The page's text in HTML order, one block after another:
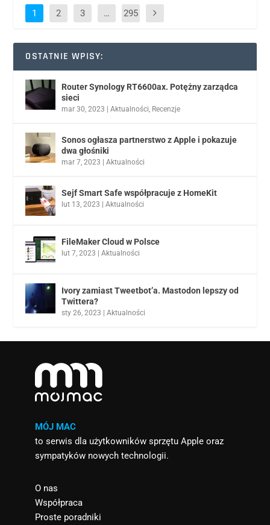
1 2 3 … 295
OSTATNIE WPISY:
Router Synology RT6600ax. Potężny zarządca
sieci
mar 30, 2023 |Aktualności, Recenzje
Sonos ogłasza partnerstwo z Apple i pokazuje
dwa głośniki
mar 7, 2023 |Aktualności
Sejf Smart Safe współpracuje z HomeKit
lut 13, 2023 |Aktualności
FileMaker Cloud w Polsce
lut 7, 2023 |Aktualności
Ivory zamiast Tweetbot’a. Mastodon lepszy od
Twittera?
sty 26, 2023 |Aktualności
MÓJ MAC
to serwis dla użytkowników sprzętu Apple oraz
sympatyków nowych technologii.
O nas
Współpraca
Proste poradniki